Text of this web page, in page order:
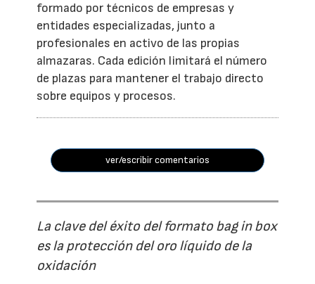
formado por técnicos de empresas y
entidades especializadas, junto a
profesionales en activo de las propias
almazaras. Cada edición limitará el número
de plazas para mantener el trabajo directo
sobre equipos y procesos.
ver/escribir comentarios
La clave del éxito del formato bag in box
es la protección del oro líquido de la
oxidación